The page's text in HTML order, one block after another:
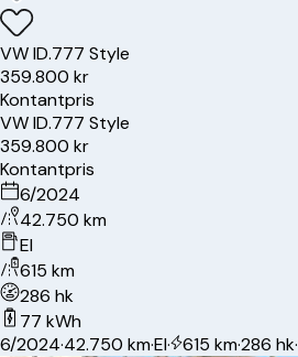
VWID.777 Style
359.800 kr
Kontantpris
VWID.777 Style
359.800 kr
Kontantpris
6/2024
42.750 km
El
615 km
286 hk
77 kWh
6/2024·42.750 km·El· 615 km·286 hk·